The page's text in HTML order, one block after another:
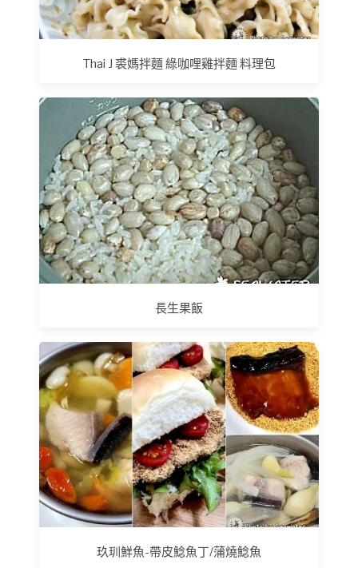
Thai J 裘媽拌麵 綠咖哩雞拌麵 料理包
長生果飯
玖玔鮮魚-帶皮鯰魚丁/蒲燒鯰魚